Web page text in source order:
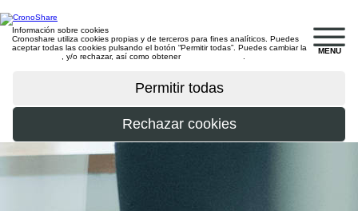
MENU
Información sobre cookies
Cronoshare utiliza cookies propias y de terceros para fines analíticos. Puedes
aceptar todas las cookies pulsando el botón “Permitir todas”. Puedes cambiar la
, y/o rechazar, así como obtener